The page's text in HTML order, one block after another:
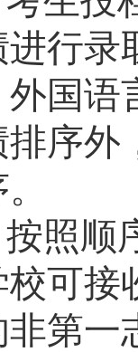
行录
国语
序外
照顺
可接
第一